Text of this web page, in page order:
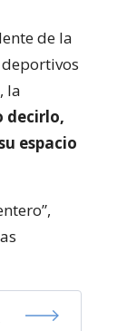
de la
la
decirlo,
espacio